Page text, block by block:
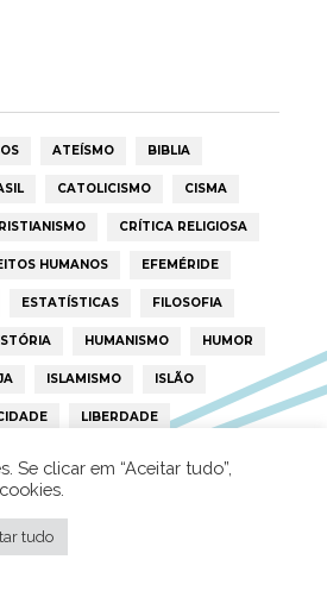
ATEÍSMO BIBLIA
CATOLICISMO CISMA
CRÍTICA RELIGIOSA
HUMANOS EFEMÉRIDE
ESTATÍSTICAS FILOSOFIA
HUMANISMO HUMOR
ISLAMISMO ISLÃO
LIBERDADE
Se clicar em “Aceitar tudo”,
tudo